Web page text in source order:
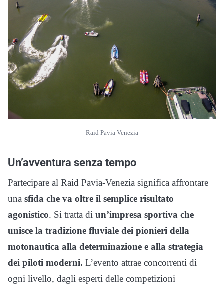
Raid Pavia Venezia
Un’avventura senza tempo
Partecipare al Raid Pavia-Venezia significa affrontare
una sfida che va oltre il semplice risultato
agonistico. Si tratta di un’impresa sportiva che
unisce la tradizione fluviale dei pionieri della
motonautica alla determinazione e alla strategia
dei piloti moderni. L’evento attrae concorrenti di
ogni livello, dagli esperti delle competizioni